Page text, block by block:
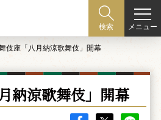
検索 メニュー
伎座「八月納涼歌舞伎」開幕
納涼歌舞伎」開幕